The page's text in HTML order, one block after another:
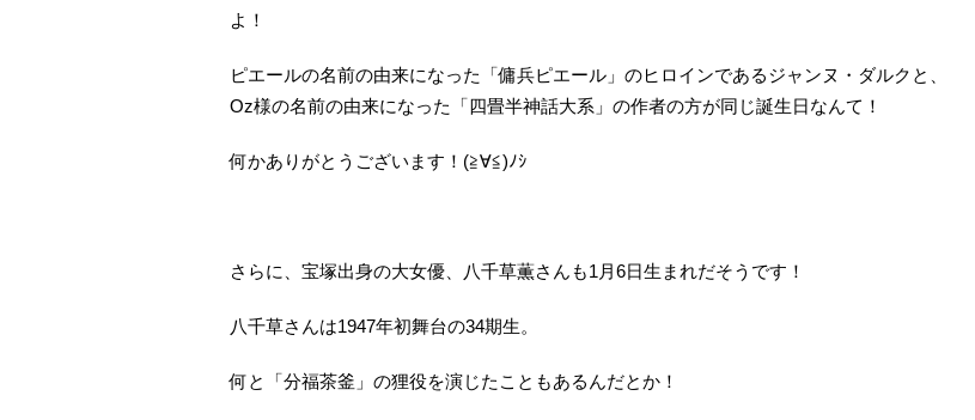
よ！
ピエールの名前の由来になった「傭兵ピエール」のヒロインであるジャンヌ・ダルクと、
Oz様の名前の由来になった「四畳半神話大系」の作者の方が同じ誕生日なんて！
何かありがとうございます！(≧∀≦)ﾉｼ
さらに、宝塚出身の大女優、八千草薫さんも1月6日生まれだそうです！
八千草さんは1947年初舞台の34期生。
何と「分福茶釜」の狸役を演じたこともあるんだとか！